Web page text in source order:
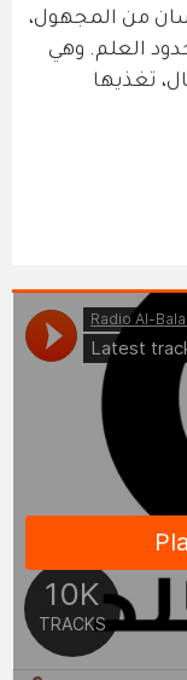
من المجهول،
العلم. وهي
تغذيها